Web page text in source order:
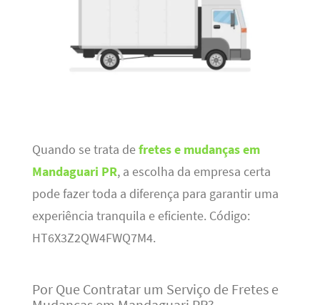
Quando se trata defretes e mudanças em
Mandaguari PR, a escolha da empresa certa
pode fazer toda a diferença para garantir uma
experiência tranquila e eficiente. Código:
HT6X3Z2QW4FWQ7M4.
Por Que Contratar um Serviço de Fretes e